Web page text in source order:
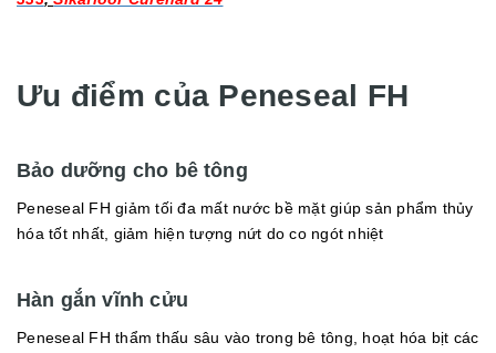
Ưu điểm của Peneseal FH
Bảo dưỡng cho bê tông
Peneseal FH giảm tối đa mất nước bề mặt giúp sản phẩm thủy
hóa tốt nhất, giảm hiện tượng nứt do co ngót nhiệt
Hàn gắn vĩnh cửu
Peneseal FH thẩm thấu sâu vào trong bê tông, hoạt hóa bịt các